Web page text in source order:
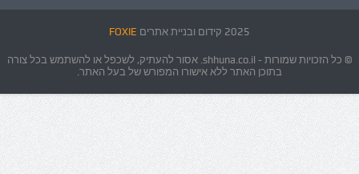
2025 קידום ובניית אתרים FOXIE
© כל הזכויות שמורות - shhuna.co.il. אסור להעתיק, לשכפל או להשתמש בכל צורה
בתוכן האתר ללא אישורו המפורש של בעל האתר.